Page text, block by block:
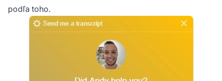
podľa toho.